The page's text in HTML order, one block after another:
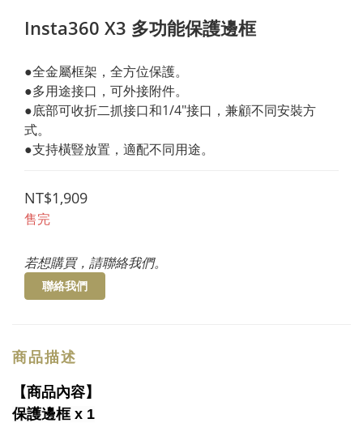
Insta360 X3 多功能保護邊框
●全金屬框架，全方位保護。
●多用途接口，可外接附件。
●底部可收折二抓接口和1/4″接口，兼顧不同安裝方
式。
●支持橫豎放置，適配不同用途。
NT$1,909
售完
若想購買，請聯絡我們。
聯絡我們
商品描述
【商品內容】
保護邊框 x 1